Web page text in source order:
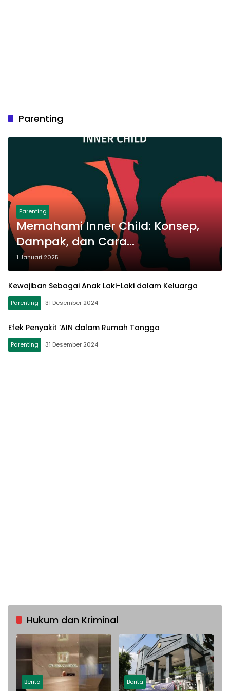
Parenting
Parenting
Memahami Inner Child: Konsep,
Dampak, dan Cara
Penyembuhannya
1 Januari 2025
Kewajiban Sebagai Anak Laki-Laki dalam Keluarga
Parenting 31 Desember 2024
Efek Penyakit ‘AIN dalam Rumah Tangga
Parenting 31 Desember 2024
Hukum dan Kriminal
Berita Berita